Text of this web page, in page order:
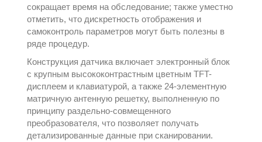
сокращает время на обследование; также уместно
отметить, что дискретность отображения и
самоконтроль параметров могут быть полезны в
ряде процедур.
Конструкция датчика включает электронный блок
с крупным высококонтрастным цветным TFT-
дисплеем и клавиатурой, а также 24-элементную
матричную антенную решетку, выполненную по
принципу раздельно-совмещенного
преобразователя, что позволяет получать
детализированные данные при сканировании.